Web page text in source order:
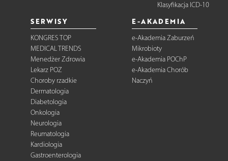
Klasyfikacja ICD-10
SERWISY
KONGRES TOP
MEDICAL TRENDS
Menedżer Zdrowia
Lekarz POZ
Choroby rzadkie
Dermatologia
Diabetologia
Onkologia
Neurologia
Reumatologia
Kardiologia
Gastroenterologia
E-AKADEMIA
e-Akademia Zaburzeń
Mikrobioty
e-Akademia POChP
e-Akademia Chorób
Naczyń